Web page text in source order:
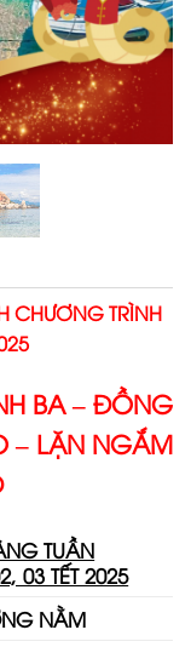
CHƯƠNG TRÌNH
BA – ĐỒNG
– LẶN NGẮM
TUẦN
03 TẾT 2025
NẰM